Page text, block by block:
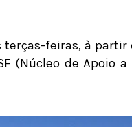
feiras, à partir
(Núcleo de Apoio